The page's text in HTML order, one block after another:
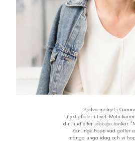
Själva molnet i
flyktigheter i livet. Moln
din hud eller jobbiga tankar.
kan inge hopp vad gäller
många unga idag och vi